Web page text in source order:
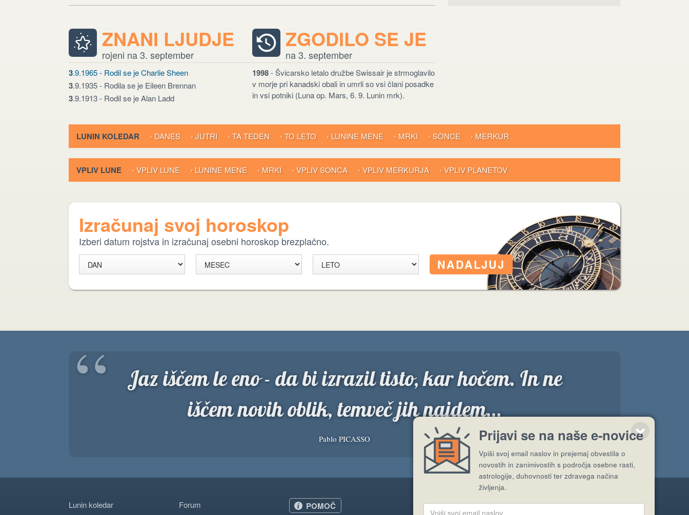
ZNANI LJUDJE
rojeni na 3. september
3.9.1965 - Rodil se je Charlie Sheen
3.9.1935 - Rodila se je Eileen Brennan
3.9.1913 - Rodil se je Alan Ladd
ZGODILO SE JE
na 3. september
1998- Švicarsko letalo družbe Swissair je strmoglavilo
v morje pri kanadski obali in umrli so vsi člani posadke
in vsi potniki (Luna op. Mars, 6. 9. Lunin mrk).
LUNIN KOLEDAR › DANES › JUTRI › TA TEDEN › TO LETO › LUNINE MENE › MRKI › SONCE › MERKUR
VPLIV LUNE › VPLIV LUNE › LUNINE MENE › MRKI › VPLIV SONCA › VPLIV MERKURJA › VPLIV PLANETOV
Izračunaj svoj horoskop
Izberi datum rojstva in izračunaj osebni horoskop brezplačno.
Jaz iščem le eno - da bi izrazil tisto, kar hočem. In ne
iščem novih oblik, temveč jih najdem...
Pablo PICASSO ”
“
Lunin koledar
Forum
POMOČ Pošlji stran
Prijavi se na naše e-novice
Vpiši svoj email naslov in prejemaj obvestila o
novostih in zanimivostih s področja osebne rasti,
astrologije, duhovnosti ter zdravega načina
življenja.